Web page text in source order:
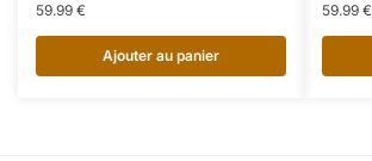
59.99 €
Ajouter au panier
59.99 €